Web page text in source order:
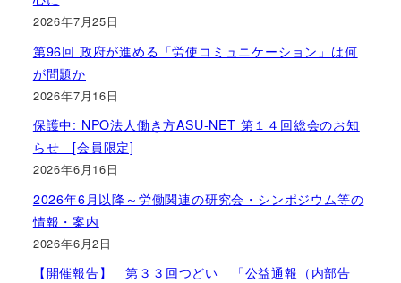
2026年7月25日
第96回 政府が進める「労使コミュニケーション」は何
が問題か
2026年7月16日
保護中: NPO法人働き方ASU-NET 第１４回総会のお知
らせ [会員限定]
2026年6月16日
2026年6月以降～労働関連の研究会・シンポジウム等の
情報・案内
2026年6月2日
【開催報告】 第３３回つどい 「公益通報（内部告